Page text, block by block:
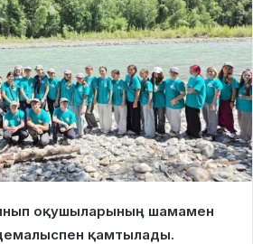
оқушыларының шамамен
қамтылады.